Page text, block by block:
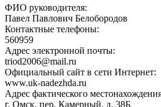
ФИО руководителя:
Павел Павлович Белобородов
Контактные телефоны:
560959
Адрес электронной почты:
triod2006@mail.ru
Официальный сайт в сети Интернет:
www.uk-nadezhda.ru
Адрес фактического
г. Омск, пер. Камерный, д. 38Б